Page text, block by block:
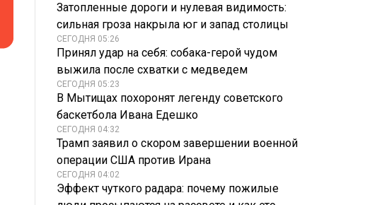
Затопленные дороги и нулевая видимость:
сильная гроза накрыла юг и запад столицы
СЕГОДНЯ 05:26
Принял удар на себя: собака-герой чудом
выжила после схватки с медведем
СЕГОДНЯ 05:23
В Мытищах похоронят легенду советского
баскетбола Ивана Едешко
СЕГОДНЯ 04:32
Трамп заявил о скором завершении военной
операции США против Ирана
СЕГОДНЯ 04:02
Эффект чуткого радара: почему пожилые